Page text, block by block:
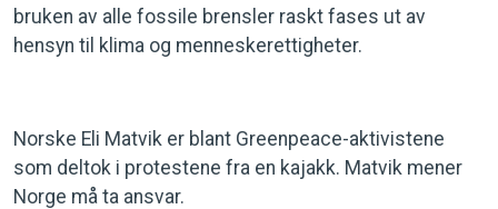
bruken av alle fossile brensler raskt fases ut av
hensyn til klima og menneskerettigheter.
Norske Eli Matvik er blant Greenpeace-aktivistene
som deltok i protestene fra en kajakk. Matvik mener
Norge må ta ansvar.